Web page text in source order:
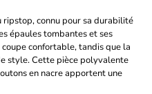
connu pour sa durabilité
épaules tombantes et ses
confortable, tandis que la
style. Cette pièce polyvalente
en nacre apportent une